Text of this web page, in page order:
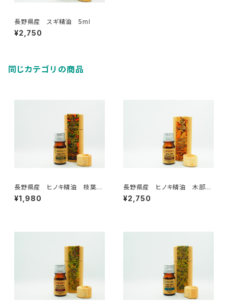
長野県産 スギ精油 5ml
¥2,750
同じカテゴリの商品
長野県産 ヒノキ精油 枝葉
5ml
¥1,980
長野県産 ヒノキ精油 木部
5ml
¥2,750